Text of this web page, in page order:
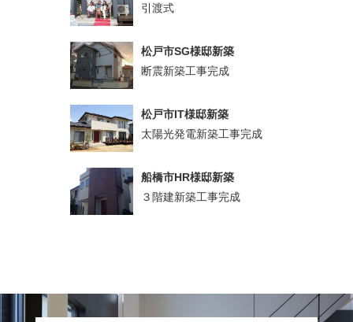
引渡式
松戸市SG様邸新築
断震新築工事完成
松戸市IT様邸新築
太陽光発電新築工事完成
船橋市HR様邸新築
３階建新築工事完成